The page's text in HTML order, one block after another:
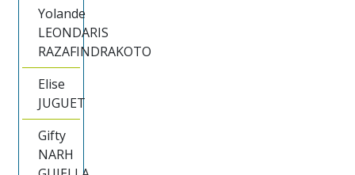
Yolande
LEONDARIS
RAZAFINDRAKOTO
Elise
JUGUET
Gifty
NARH